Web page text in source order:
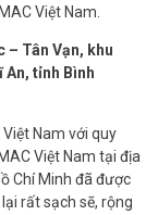
Việt Nam.
– Tân Vạn, khu
An, tỉnh Bình
Nam với quy
Việt Nam tại địa
Chí Minh đã được
rất sạch sẽ, rộng